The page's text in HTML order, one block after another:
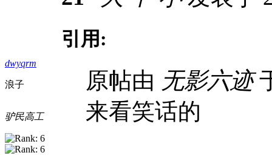
dwyqrm
浪子
驴民高工
引用:
原帖由 无影六迹
来看笑话的